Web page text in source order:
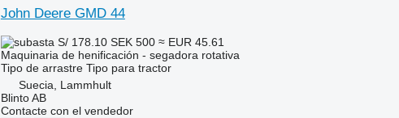
John Deere GMD 44
S/ 178.10 SEK 500 ≈ EUR 45.61
Maquinaria de henificación - segadora rotativa
Tipo de arrastre Tipo para tractor
Suecia, Lammhult
Blinto AB
Contacte con el vendedor